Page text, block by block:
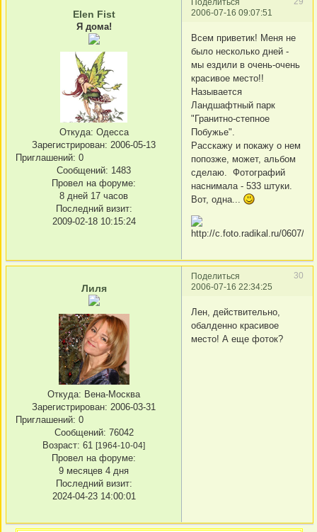
Поделиться
2006-07-16 09:07:51
Elen Fist
Я дома!
Откуда: Одесса
Зарегистрирован: 2006-05-13
Приглашений: 0
Сообщений: 1483
Провел на форуме:
8 дней 17 часов
Последний визит:
2009-02-18 10:15:24
Всем приветик! Меня не
было несколько дней -
мы ездили в очень-очень
красивое место!!
Называется
Ландшафтный парк
"Гранитно-степное
Побужье".
Расскажу и покажу о нем
попозже, может, альбом
сделаю. Фотографий
наснимала - 533 штуки.
Вот, одна...
Поделиться
30
2006-07-16 22:34:25
Лиля
Откуда: Вена-Москва
Зарегистрирован: 2006-03-31
Приглашений: 0
Сообщений: 76042
Возраст: 61 [1964-10-04]
Провел на форуме:
9 месяцев 4 дня
Последний визит:
2024-04-23 14:00:01
Лен, действительно,
обалденно красивое
место! А еще фоток?